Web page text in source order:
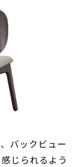
バックビュー
じられるよう